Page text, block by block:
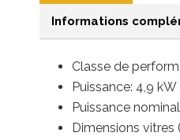
Informations
Classe de
Puissance: 4,9 kW
Puissance
Dimensions vitres